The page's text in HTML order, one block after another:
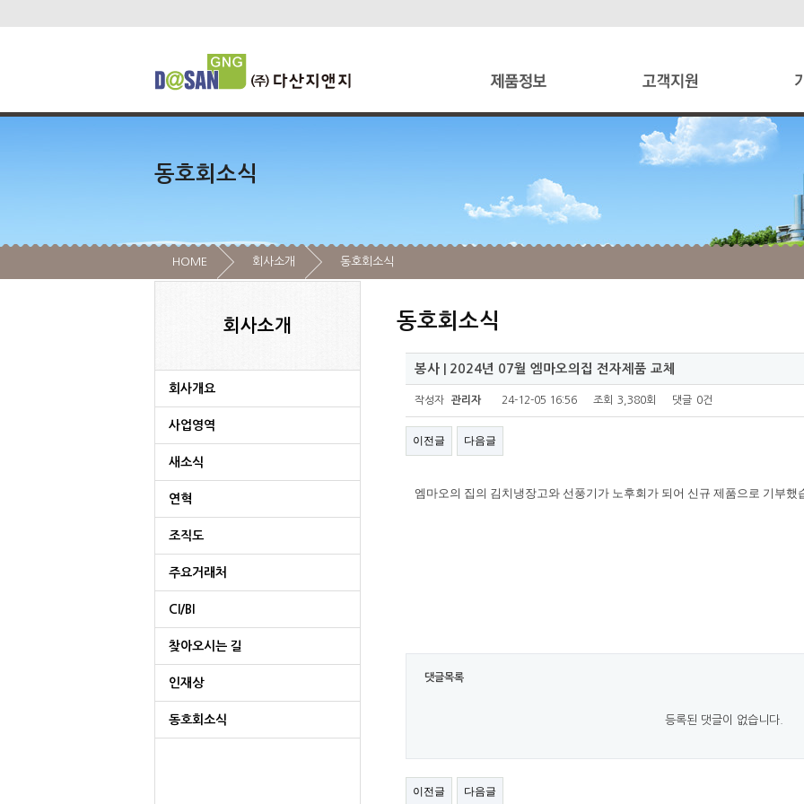
동호회소식
HOME 회사소개 동호회소식
회사소개
회사개요
사업영역
새소식
연혁
조직도
주요거래처
CI/BI
찾아오시는 길
인재상
동호회소식
동호회소식
봉사 | 2024년 07월 엠마오의집 전자제품 교체
작성자 관리자 24-12-05 16:56 조회 3,380회 댓글 0건
이전글 다음글
엠마오의 집의 김치냉장고와 선풍기가 노후회가 되어 신규 제품으로 기부했
댓글목록
등록된 댓글이 없습니다.
이전글 다음글